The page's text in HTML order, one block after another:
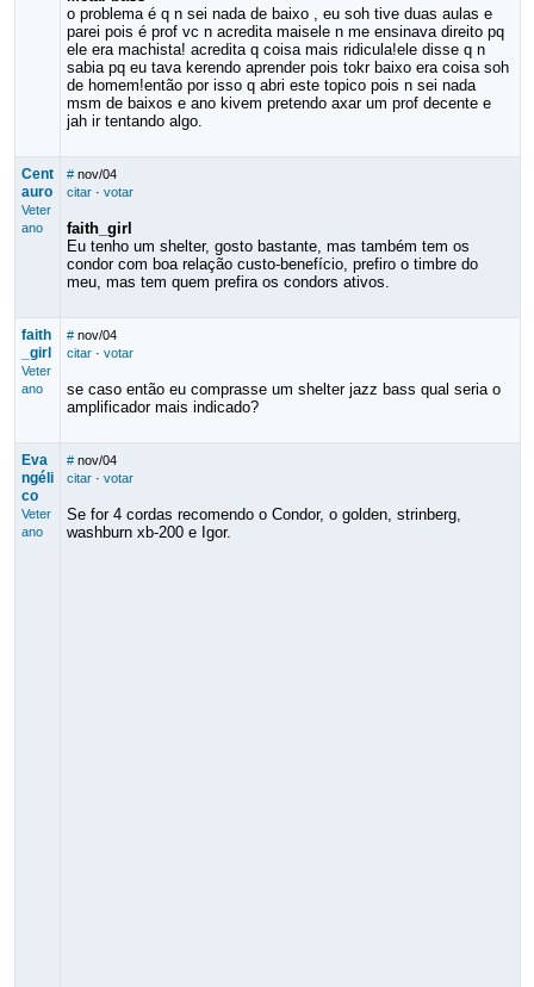
o problema é q n sei nada de baixo , eu soh tive duas aulas e
parei pois é prof vc n acredita maisele n me ensinava direito pq
ele era machista! acredita q coisa mais ridicula!ele disse q n
sabia pq eu tava kerendo aprender pois tokr baixo era coisa soh
de homem!então por isso q abri este topico pois n sei nada
msm de baixos e ano kivem pretendo axar um prof decente e
jah ir tentando algo.
Cent
auro
Veter
ano
# nov/04
citar· votar
faith_girl
Eu tenho um shelter, gosto bastante, mas também tem os
condor com boa relação custo-benefício, prefiro o timbre do
meu, mas tem quem prefira os condors ativos.
faith
_girl
Veter
ano
# nov/04
citar· votar
se caso então eu comprasse um shelter jazz bass qual seria o
amplificador mais indicado?
Eva
ngéli
co
Veter
ano
# nov/04
citar· votar
Se for 4 cordas recomendo o Condor, o golden, strinberg,
washburn xb-200 e Igor.